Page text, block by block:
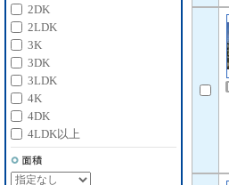
2DK
2LDK
3K
3DK
3LDK
4K
4DK
4LDK以上